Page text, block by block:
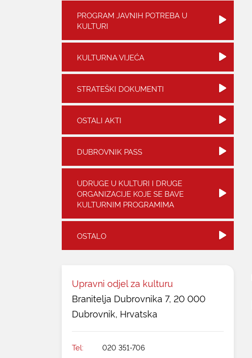
PROGRAM JAVNIH POTREBA U
KULTURI
KULTURNA VIJEĆA
STRATEŠKI DOKUMENTI
OSTALI AKTI
DUBROVNIK PASS
UDRUGE U KULTURI I DRUGE
ORGANIZACIJE KOJE SE BAVE
KULTURNIM PROGRAMIMA
OSTALO
Upravni odjel za kulturu
Branitelja Dubrovnika 7, 20 000
Dubrovnik, Hrvatska
Tel: 020 351-706